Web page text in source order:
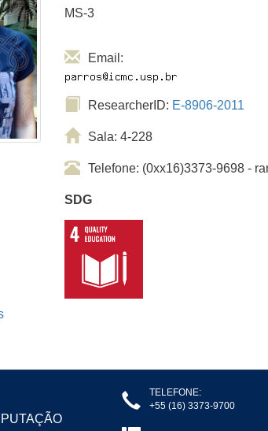
MS-3
Email:
ResearcherID: E-8906-2011
Sala: 4-228
Telefone: (0xx16)3373-9698 -
SDG
TELEFONE:
+55 (16) 3373-9700